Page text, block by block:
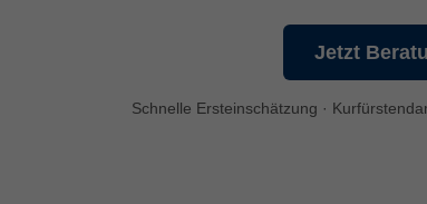
Jetzt
Schnelle Ersteinschätzung ·